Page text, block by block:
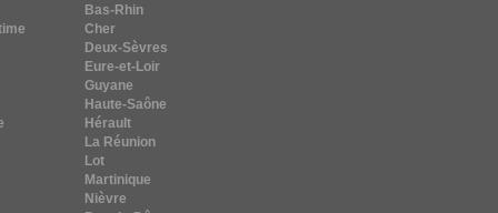
Bas-Rhin
Cher
Deux-Sèvres
Eure-et-Loir
Guyane
Haute-Saône
Hérault
La Réunion
Lot
Martinique
Nièvre